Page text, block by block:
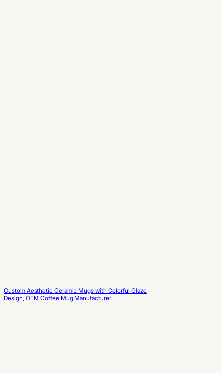
Custom Aesthetic Ceramic Mugs with Colorful Glaze
Design, OEM Coffee Mug Manufacturer